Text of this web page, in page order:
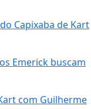
Capixaba de Kart
Emerick buscam
com Guilherme